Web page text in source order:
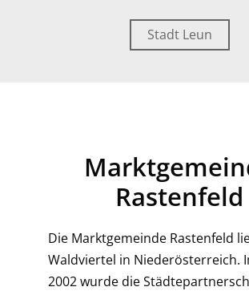
Stadt Leun
Rastenfeld
Die Marktgemeinde Rastenfeld
Waldviertel in Niederösterreich.
2002 wurde die